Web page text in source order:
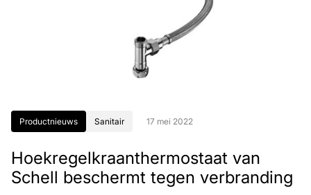
Productnieuws Sanitair 17 mei 2022
Hoekregelkraanthermostaat van
Schell beschermt tegen verbranding